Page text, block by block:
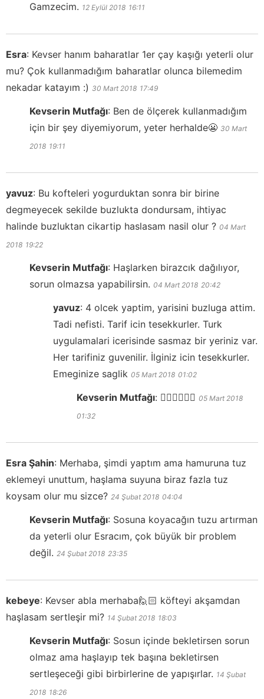
Gamzecim. 12 Eylül 2018 16:11
Esra: Kevser hanım baharatlar 1er çay kaşığı yeterli olur
mu? Çok kullanmadığım baharatlar olunca bilemedim
nekadar katayım :) 30 Mart 2018 17:49
Kevserin Mutfağı: Ben de ölçerek kullanmadığım
için bir şey diyemiyorum, yeter herhalde😬 30 Mart
2018 19:11
yavuz: Bu kofteleri yogurduktan sonra bir birine
degmeyecek sekilde buzlukta dondursam, ihtiyac
halinde buzluktan cikartip haslasam nasil olur ? 04 Mart
2018 19:22
Kevserin Mutfağı: Haşlarken birazcık dağılıyor,
sorun olmazsa yapabilirsin. 04 Mart 2018 20:42
yavuz: 4 olcek yaptim, yarisini buzluga attim.
Tadi nefisti. Tarif icin tesekkurler. Turk
uygulamalari icerisinde sasmaz bir yeriniz var.
Her tarifiniz guvenilir. İlginiz icin tesekkurler.
Emeginize saglik 05 Mart 2018 01:02
Kevserin Mutfağı: 👍🏻👍🏻👍🏻 05 Mart 2018
01:32
Esra Şahin: Merhaba, şimdi yaptım ama hamuruna tuz
eklemeyi unuttum, haşlama suyuna biraz fazla tuz
koysam olur mu sizce? 24 Şubat 2018 04:04
Kevserin Mutfağı: Sosuna koyacağın tuzu artırman
da yeterli olur Esracım, çok büyük bir problem
değil. 24 Şubat 2018 23:35
kebeye: Kevser abla merhaba🙋🏻 köfteyi akşamdan
haşlasam sertleşir mi? 14 Şubat 2018 18:03
Kevserin Mutfağı: Sosun içinde bekletirsen sorun
olmaz ama haşlayıp tek başına bekletirsen
sertleşeceği gibi birbirlerine de yapışırlar. 14 Şubat
2018 18:26